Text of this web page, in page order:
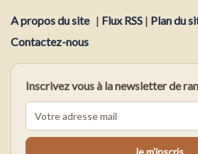
A propos du site | Flux RSS | Plan du
Contactez-nous
Inscrivez vous à la newsletter de